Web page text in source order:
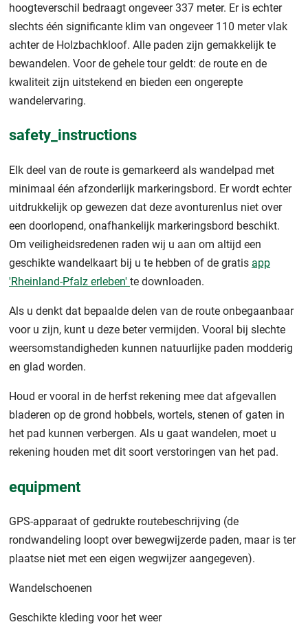
hoogteverschil bedraagt ​​ongeveer 337 meter. Er is echter
slechts één significante klim van ongeveer 110 meter vlak
achter de Holzbachkloof. Alle paden zijn gemakkelijk te
bewandelen. Voor de gehele tour geldt: de route en de
kwaliteit zijn uitstekend en bieden een ongerepte
wandelervaring.
safety_instructions
Elk deel van de route is gemarkeerd als wandelpad met
minimaal één afzonderlijk markeringsbord. Er wordt echter
uitdrukkelijk op gewezen dat deze avonturenlus niet over
een doorlopend, onafhankelijk markeringsbord beschikt.
Om veiligheidsredenen raden wij u aan om altijd een
geschikte wandelkaart bij u te hebben of de gratis app
'Rheinland-Pfalz erleben' te downloaden.
Als u denkt dat bepaalde delen van de route onbegaanbaar
voor u zijn, kunt u deze beter vermijden. Vooral bij slechte
weersomstandigheden kunnen natuurlijke paden modderig
en glad worden.
Houd er vooral in de herfst rekening mee dat afgevallen
bladeren op de grond hobbels, wortels, stenen of gaten in
het pad kunnen verbergen. Als u gaat wandelen, moet u
rekening houden met dit soort verstoringen van het pad.
equipment
GPS-apparaat of gedrukte routebeschrijving (de
rondwandeling loopt over bewegwijzerde paden, maar is ter
plaatse niet met een eigen wegwijzer aangegeven).
Wandelschoenen
Geschikte kleding voor het weer